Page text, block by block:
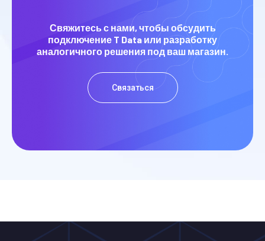
Свяжитесь с нами, чтобы обсудить
подключение T Data или разработку
аналогичного решения под ваш магазин.
Связаться